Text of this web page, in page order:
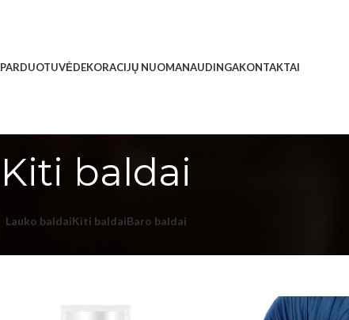
PARDUOTUVĖDEKORACIJŲ NUOMANAUDINGAKONTAKTAI
Kiti baldai
Lauko baldaiKiti baldaiBaro baldai